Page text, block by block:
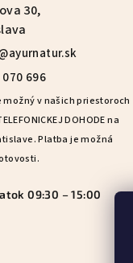
30,
696
možný v našich priestoroch
DOHODE na
Platba je možná
09:30 – 15:00